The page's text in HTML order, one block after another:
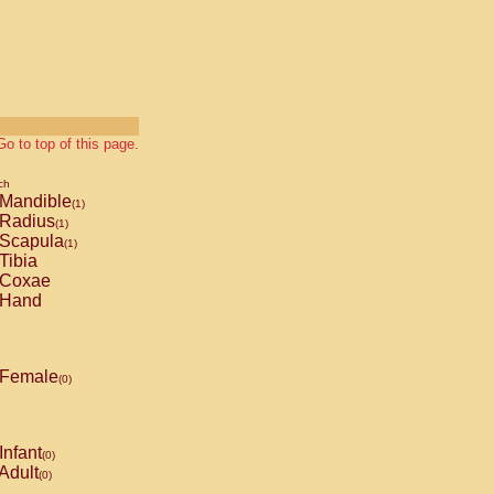
to top of this page.
Mandible(1)
Radius(1)
Scapula(1)
Tibia
Coxae
Hand
Female(0)
Infant(0)
(0)